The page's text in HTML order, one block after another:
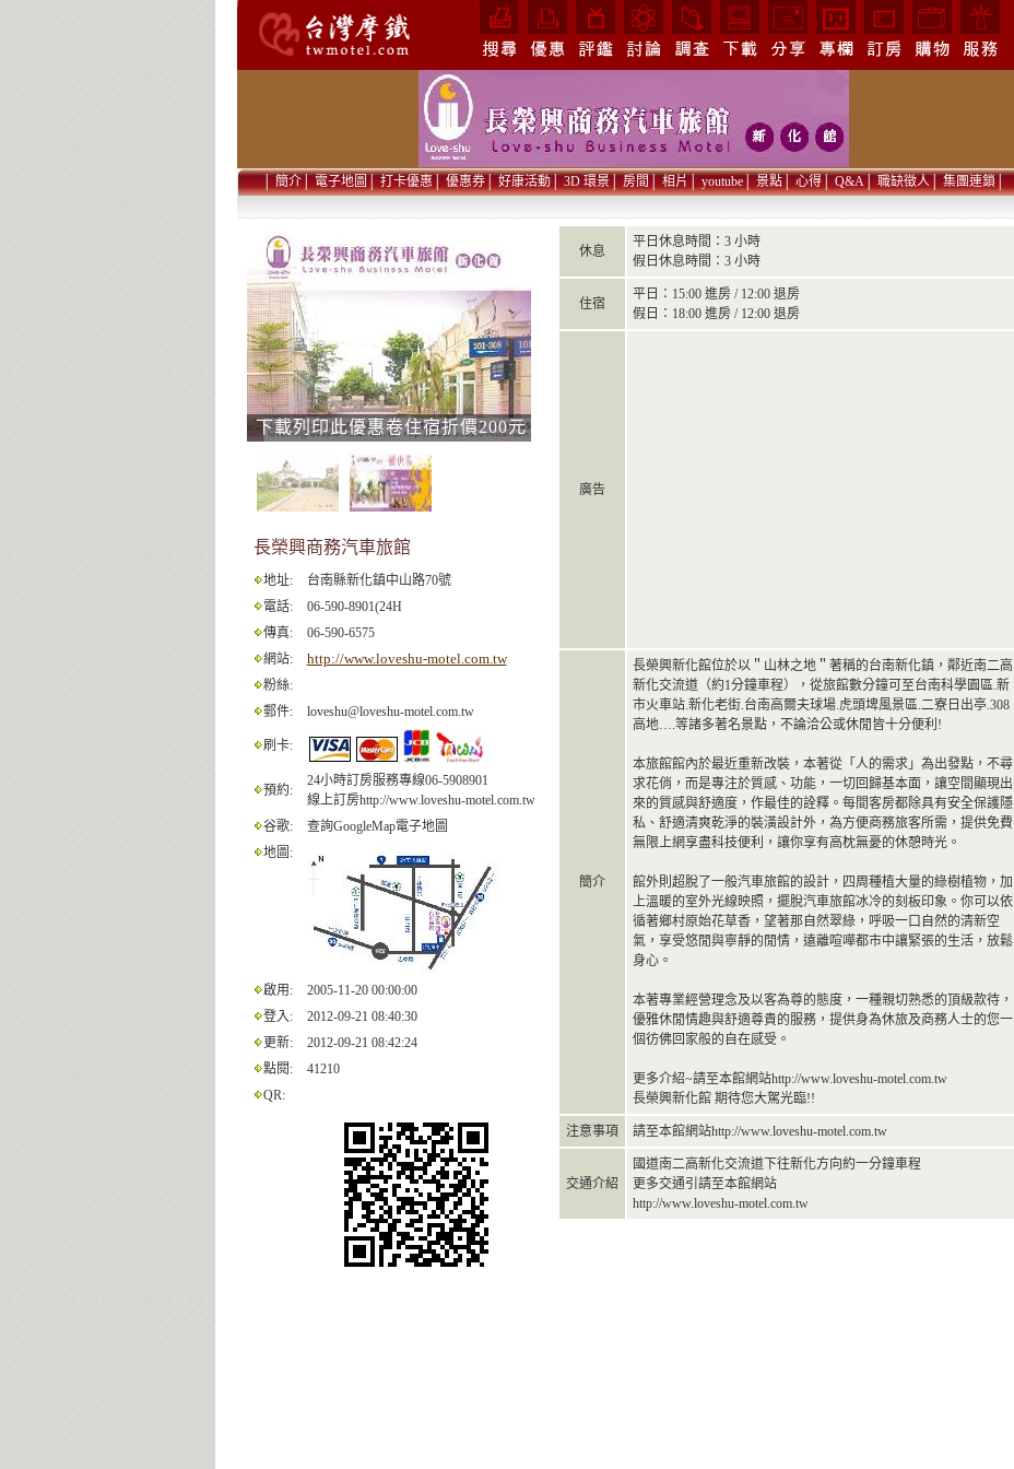
│簡介│電子地圖│打卡優惠│優惠券│好康活動│3D 環景│房間│相片│youtube│景點│心得│Q&A│職缺徵人│集團連鎖│
下載列印此優惠卷住宿折價200元
長榮興商務汽車旅館
地址:
台南縣新化鎮中山路70號
電話:
06-590-8901(24H
傳真:
06-590-6575
網站:
http://www.loveshu-motel.com.tw
粉絲:
郵件:
loveshu@loveshu-motel.com.tw
刷卡:
預約:
24小時訂房服務專線06-5908901
線上訂房http://www.loveshu-motel.com.tw
谷歌:
查詢GoogleMap電子地圖
地圖:
啟用:
2005-11-20 00:00:00
登入:
2012-09-21 08:40:30
更新:
2012-09-21 08:42:24
點閱:
41210
QR:
休息
平日休息時間：3 小時
假日休息時間：3 小時
住宿
平日：15:00 進房 / 12:00 退房
假日：18:00 進房 / 12:00 退房
廣告
簡介
長榮興新化館位於以＂山林之地＂著稱的台南新化鎮，鄰近南二高
新化交流道（約1分鐘車程），從旅館數分鐘可至台南科學園區.新
市火車站.新化老街.台南高爾夫球場.虎頭埤風景區.二寮日出亭.308
高地….等諸多著名景點，不論洽公或休閒皆十分便利!
本旅館館內於最近重新改裝，本著從「人的需求」為出發點，不尋
求花俏，而是專注於質感、功能，一切回歸基本面，讓空間顯現出
來的質感與舒適度，作最佳的詮釋。每間客房都除具有安全保護隱
私、舒適清爽乾淨的裝潢設計外，為方便商務旅客所需，提供免費
無限上網享盡科技便利，讓你享有高枕無憂的休憩時光。
館外則超脫了一般汽車旅館的設計，四周種植大量的綠樹植物，加
上溫暖的室外光線映照，擺脫汽車旅館冰冷的刻板印象。你可以依
循著鄉村原始花草香，望著那自然翠綠，呼吸一口自然的清新空
氣，享受悠閒與寧靜的閒情，遠離喧嘩都市中讓緊張的生活，放鬆
身心。
本著專業經營理念及以客為尊的態度，一種親切熟悉的頂級款待，
優雅休閒情趣與舒適尊貴的服務，提供身為休旅及商務人士的您一
個彷佛回家般的自在感受。
更多介紹~請至本館網站http://www.loveshu-motel.com.tw
長榮興新化館 期待您大駕光臨!!
注意事項 請至本館網站http://www.loveshu-motel.com.tw
交通介紹
國道南二高新化交流道下往新化方向約一分鐘車程
更多交通引請至本館網站
http://www.loveshu-motel.com.tw